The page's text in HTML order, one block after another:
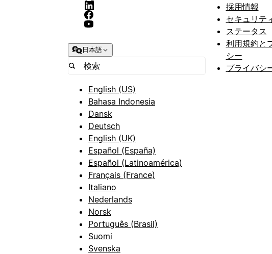
日本語
English (US)
Bahasa Indonesia
Dansk
Deutsch
English (UK)
Español (España)
Español (Latinoamérica)
Français (France)
Italiano
Nederlands
Norsk
Português (Brasil)
Suomi
Svenska
採用情報
セキュリテ
ステータス
利用規約と
シー
プライバシ